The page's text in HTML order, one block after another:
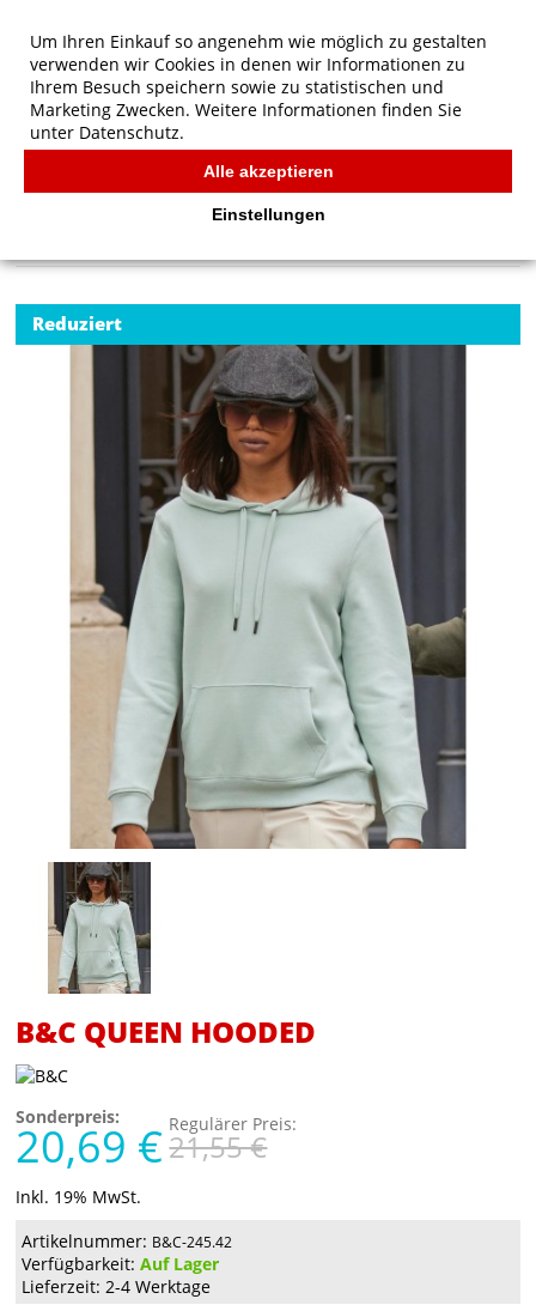
B&C QUEEN Hooded
Reduziert
B&C QUEEN HOODED
Sonderpreis:
20,69 € Regulärer Preis:
21,55 €
Inkl. 19% MwSt.
Artikelnummer: B&C-245.42
Verfügbarkeit:Auf Lager
Lieferzeit: 2-4 Werktage
Um Ihren Einkauf so angenehm wie möglich zu gestalten
verwenden wir Cookies in denen wir Informationen zu
Ihrem Besuch speichern sowie zu statistischen und
Marketing Zwecken. Weitere Informationen finden Sie
unter Datenschutz.
Alle akzeptieren
Einstellungen